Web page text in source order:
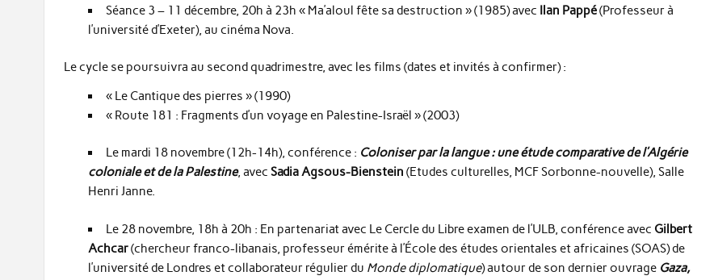
Séance 3 – 11 décembre, 20h à 23h « Ma’aloul fête sa destruction » (1985) avec Ilan Pappé(Professeur à
l’université d’Exeter), au cinéma Nova.
Le cycle se poursuivra au second quadrimestre, avec les films (dates et invités à confirmer) :
« Le Cantique des pierres » (1990)
« Route 181 : Fragments d’un voyage en Palestine-Israël » (2003)
Le mardi 18 novembre (12h-14h), conférence : Coloniser par la langue : une étude comparative de l’Algérie
coloniale et de la Palestine, avecSadia Agsous-Bienstein (Etudes culturelles, MCF Sorbonne-nouvelle), Salle
Henri Janne.
Le 28 novembre, 18h à 20h : En partenariat avec Le Cercle du Libre examen de l’ULB, conférence avec Gilbert
Achcar(chercheur franco-libanais, professeur émérite à l’École des études orientales et africaines (SOAS) de
l’université de Londres et collaborateur régulier du Monde diplomatique) autour de son dernier ouvrage Gaza,